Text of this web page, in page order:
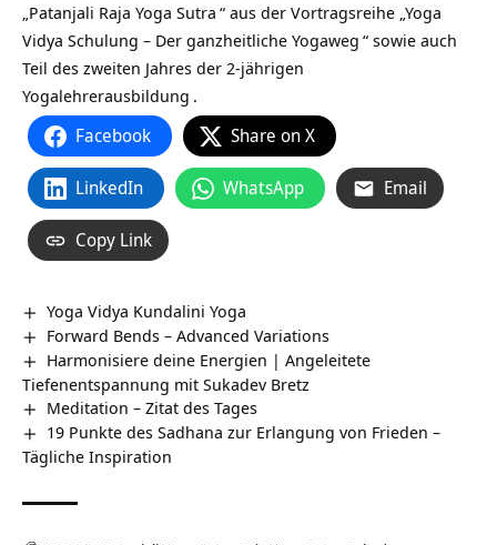
„Patanjali Raja Yoga Sutra “ aus der Vortragsreihe „Yoga
Vidya Schulung – Der ganzheitliche Yogaweg “ sowie auch
Teil des zweiten Jahres der 2-jährigen
Yogalehrerausbildung .
Facebook Share on X
LinkedIn WhatsApp Email
Copy Link
Yoga Vidya Kundalini Yoga
Forward Bends – Advanced Variations
Harmonisiere deine Energien | Angeleitete
Tiefenentspannung mit Sukadev Bretz
Meditation – Zitat des Tages
19 Punkte des Sadhana zur Erlangung von Frieden –
Tägliche Inspiration